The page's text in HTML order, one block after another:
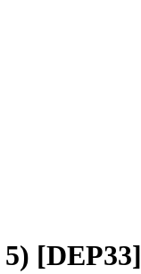
[DEP33]